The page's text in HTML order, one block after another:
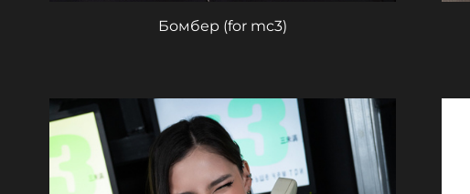
Бомбер (for mc3)